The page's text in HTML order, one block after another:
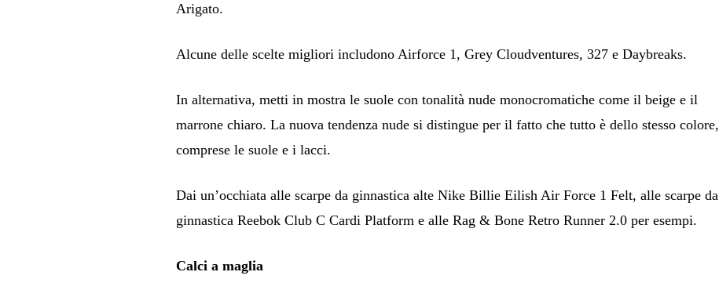
Arigato.
Alcune delle scelte migliori includono Airforce 1, Grey Cloudventures, 327 e Daybreaks.
In alternativa, metti in mostra le suole con tonalità nude monocromatiche come il beige e il
marrone chiaro. La nuova tendenza nude si distingue per il fatto che tutto è dello stesso colore,
comprese le suole e i lacci.
Dai un’occhiata alle scarpe da ginnastica alte Nike Billie Eilish Air Force 1 Felt, alle scarpe da
ginnastica Reebok Club C Cardi Platform e alle Rag & Bone Retro Runner 2.0 per esempi.
Calci a maglia